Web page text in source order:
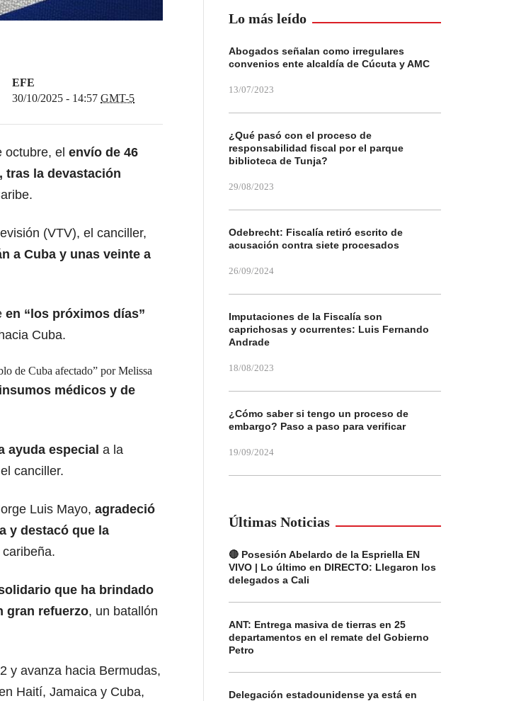
EFE
30/10/2025 - 14:57 GMT-5
octubre, el envío de 46
tras la devastación
(VTV), el canciller,
a Cuba y unas veinte a
en “los próximos días”
Cuba.
de Cuba afectado” por Melissa
médicos y de
ayuda especial a la
canciller.
Luis Mayo, agradeció
y destacó que la
que ha brindado
gran refuerzo, un batallón
y avanza hacia Bermudas,
Haití, Jamaica y Cuba,
Lo más leído
Abogados señalan como irregulares
convenios ente alcaldía de Cúcuta y AMC
13/07/2023
¿Qué pasó con el proceso de
responsabilidad fiscal por el parque
biblioteca de Tunja?
29/08/2023
Odebrecht: Fiscalía retiró escrito de
acusación contra siete procesados
26/09/2024
Imputaciones de la Fiscalía son
caprichosas y ocurrentes: Luis Fernando
Andrade
18/08/2023
¿Cómo saber si tengo un proceso de
embargo? Paso a paso para verificar
19/09/2024
Últimas Noticias
🔴 Posesión Abelardo de la Espriella EN
VIVO | Lo último en DIRECTO: Llegaron los
delegados a Cali
ANT: Entrega masiva de tierras en 25
departamentos en el remate del Gobierno
Petro
Delegación estadounidense ya está en